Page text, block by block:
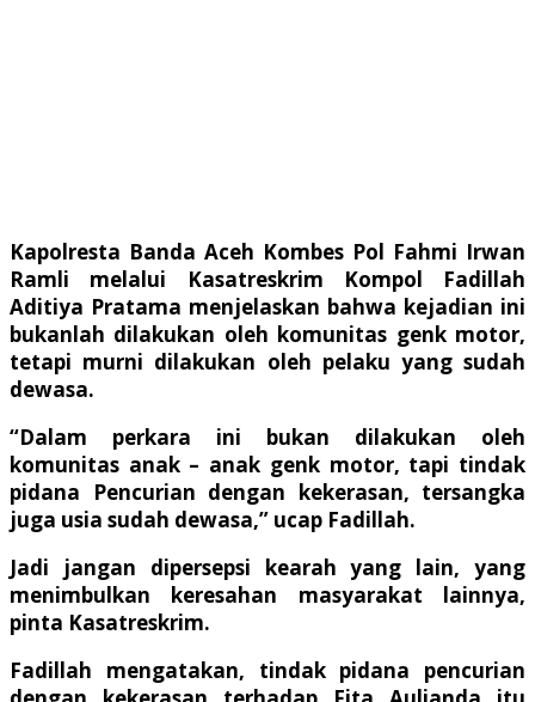
Kapolresta Banda Aceh Kombes Pol Fahmi Irwan
Ramli melalui Kasatreskrim Kompol Fadillah
Aditiya Pratama menjelaskan bahwa kejadian ini
bukanlah dilakukan oleh komunitas genk motor,
tetapi murni dilakukan oleh pelaku yang sudah
dewasa.
“Dalam perkara ini bukan dilakukan oleh
komunitas anak – anak genk motor, tapi tindak
pidana Pencurian dengan kekerasan, tersangka
juga usia sudah dewasa,” ucap Fadillah.
Jadi jangan dipersepsi kearah yang lain, yang
menimbulkan keresahan masyarakat lainnya,
pinta Kasatreskrim.
Fadillah mengatakan, tindak pidana pencurian